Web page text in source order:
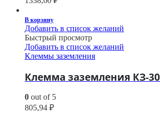
В корзину
Добавить в список желаний
Быстрый просмотр
Добавить в список желаний
Клеммы заземления
Клемма заземления КЗ-
0 out of 5
805,94 ₽